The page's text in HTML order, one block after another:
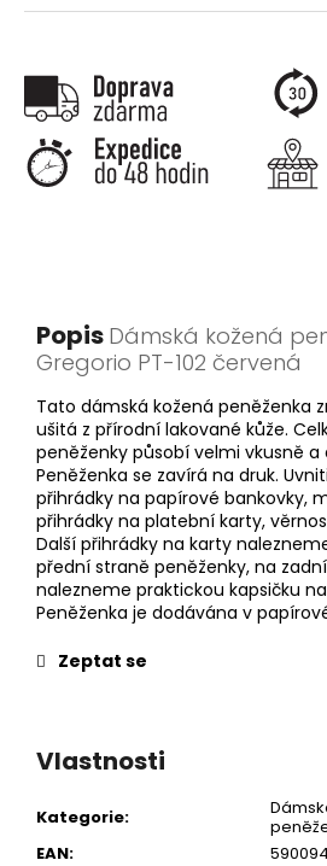
Popis Dámská kožená
Gregorio PT-102 červená
Tato dámská kožená peněženka
ušitá z přírodní lakované kůže.
peněženky působí velmi vkusně a
Peněženka se zavírá na druk.
přihrádky na papírové bankovky,
přihrádky na platební karty,
Další přihrádky na karty
přední straně peněženky, na
nalezneme praktickou kapsičku
Peněženka je dodávána v
Zeptat se
Vlastnosti
Kategorie:
EAN: